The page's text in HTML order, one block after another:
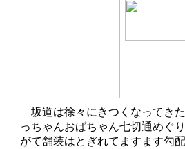
坂道は徐々にきつくなってき
っちゃんおばちゃん七切通めぐ
がて舗装はとぎれてますます勾